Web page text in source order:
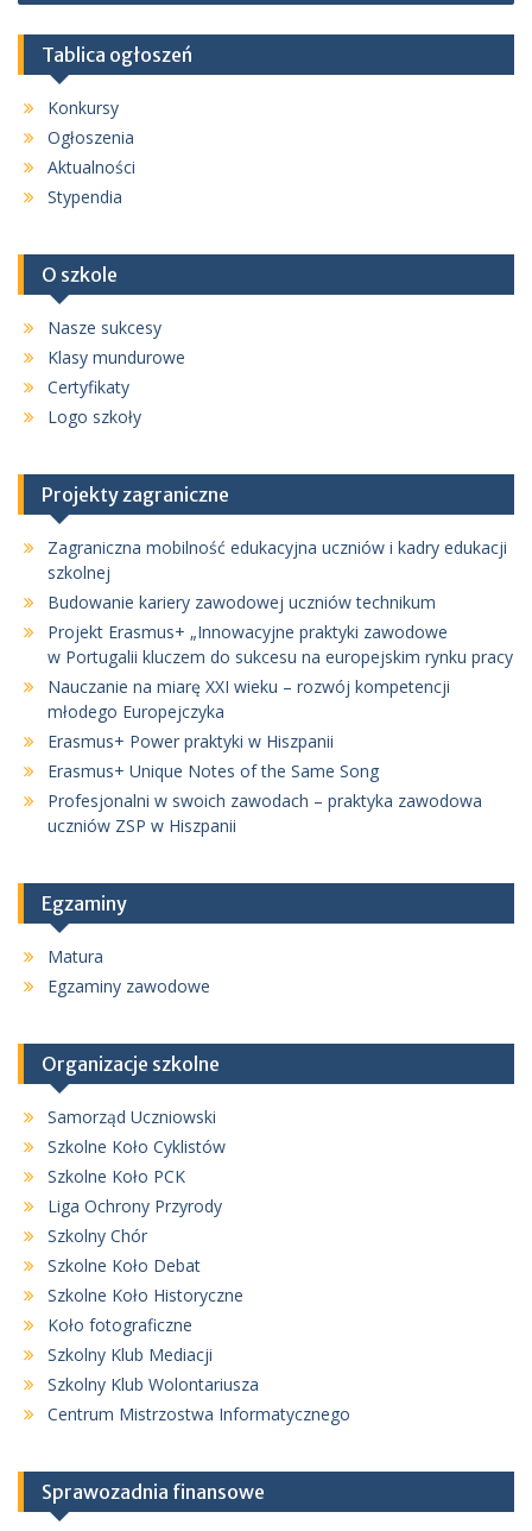
Tablica ogłoszeń
Konkursy
Ogłoszenia
Aktualności
Stypendia
O szkole
Nasze sukcesy
Klasy mundurowe
Certyfikaty
Logo szkoły
Projekty zagraniczne
Zagraniczna mobilność edukacyjna uczniów i kadry edukacji
szkolnej
Budowanie kariery zawodowej uczniów technikum
Projekt Erasmus+ „Innowacyjne praktyki zawodowe
w Portugalii kluczem do sukcesu na europejskim rynku pracy
Nauczanie na miarę XXI wieku – rozwój kompetencji
młodego Europejczyka
Erasmus+ Power praktyki w Hiszpanii
Erasmus+ Unique Notes of the Same Song
Profesjonalni w swoich zawodach – praktyka zawodowa
uczniów ZSP w Hiszpanii
Egzaminy
Matura
Egzaminy zawodowe
Organizacje szkolne
Samorząd Uczniowski
Szkolne Koło Cyklistów
Szkolne Koło PCK
Liga Ochrony Przyrody
Szkolny Chór
Szkolne Koło Debat
Szkolne Koło Historyczne
Koło fotograficzne
Szkolny Klub Mediacji
Szkolny Klub Wolontariusza
Centrum Mistrzostwa Informatycznego
Sprawozadnia finansowe